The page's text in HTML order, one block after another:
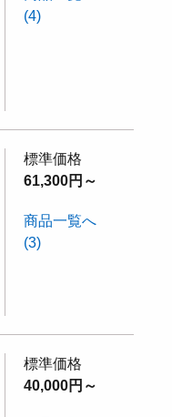
(4)
標準価格
61,300円～
商品一覧へ
(3)
標準価格
40,000円～